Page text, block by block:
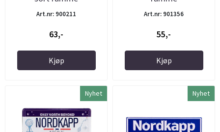
Art.nr: 900211
63,-
Kjøp
Art.nr: 901356
55,-
Kjøp
Nyhet Nyhet